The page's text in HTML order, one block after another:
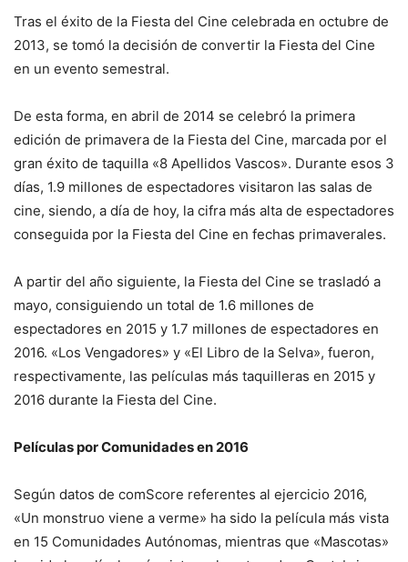
Tras el éxito de la Fiesta del Cine celebrada en octubre de
2013, se tomó la decisión de convertir la Fiesta del Cine
en un evento semestral.
De esta forma, en abril de 2014 se celebró la primera
edición de primavera de la Fiesta del Cine, marcada por el
gran éxito de taquilla «8 Apellidos Vascos». Durante esos 3
días, 1.9 millones de espectadores visitaron las salas de
cine, siendo, a día de hoy, la cifra más alta de espectadores
conseguida por la Fiesta del Cine en fechas primaverales.
A partir del año siguiente, la Fiesta del Cine se trasladó a
mayo, consiguiendo un total de 1.6 millones de
espectadores en 2015 y 1.7 millones de espectadores en
2016. «Los Vengadores» y «El Libro de la Selva», fueron,
respectivamente, las películas más taquilleras en 2015 y
2016 durante la Fiesta del Cine.
Películas por Comunidades en 2016
Según datos de comScore referentes al ejercicio 2016,
«Un monstruo viene a verme» ha sido la película más vista
en 15 Comunidades Autónomas, mientras que «Mascotas»